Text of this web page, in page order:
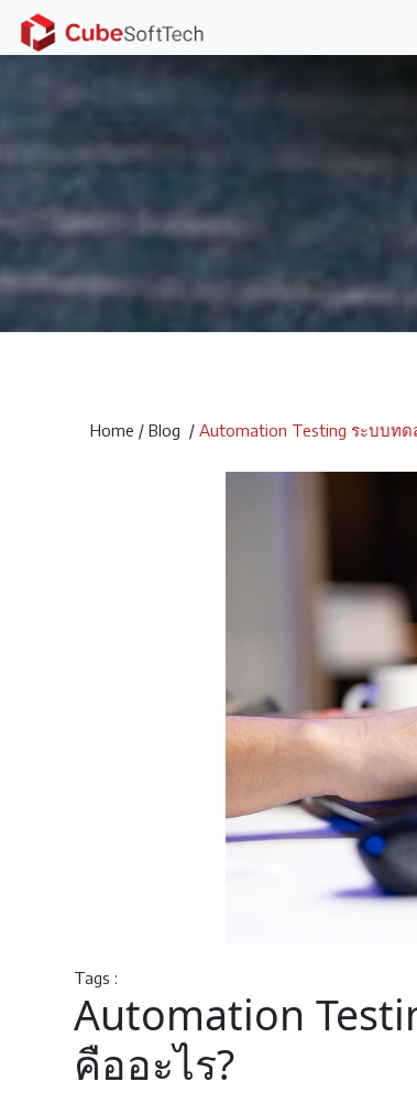
Home /Blog /Automation Testing ระบบท
Tags :
Automation
คืออะไร?